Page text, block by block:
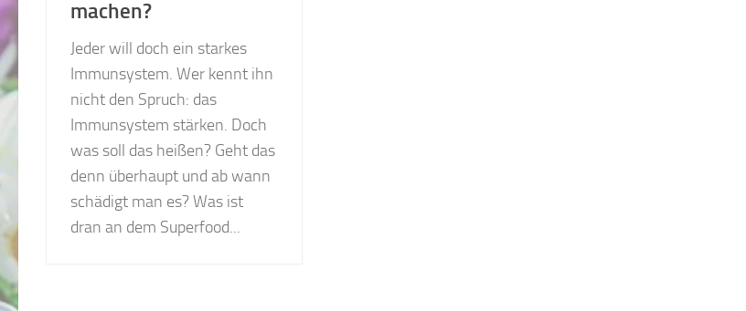
machen?
Jeder will doch ein starkes
Immunsystem. Wer kennt ihn
nicht den Spruch: das
Immunsystem stärken. Doch
was soll das heißen? Geht das
denn überhaupt und ab wann
schädigt man es? Was ist
dran an dem Superfood...